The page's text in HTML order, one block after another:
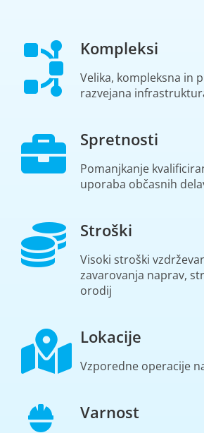
Kompleksi
Velika, kompleksna in
razvejana
Spretnosti
Pomanjkanje
uporaba občasnih
Stroški
Visoki stroški
zavarovanja naprav,
orodij
Lokacije
Vzporedne operacije
Varnost